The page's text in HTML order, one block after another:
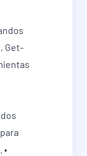
Get-
•